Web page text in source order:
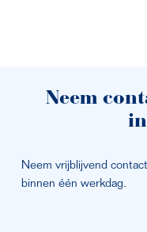
Neem
Neem vrijblijvend
binnen één werkdag.